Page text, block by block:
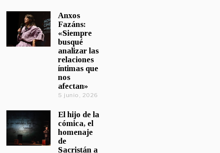
Anxos
Fazáns:
«Siempre
busqué
analizar las
relaciones
íntimas que
nos
afectan»
5 junio, 2026
El hijo de la
cómica, el
homenaje
de
Sacristán a